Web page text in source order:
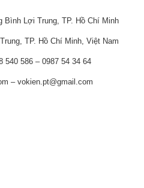
Lợi Trung, TP. Hồ Chí Minh
TP. Hồ Chí Minh, Việt Nam
586 – 0987 54 34 64
– vokien.pt@gmail.com